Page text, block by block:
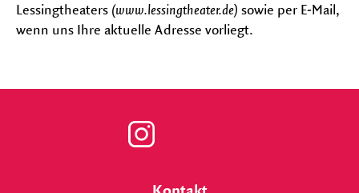
Lessingtheaters (www.lessingtheater.de) sowie per E-Mail,
wenn uns Ihre aktuelle Adresse vorliegt.
Zu